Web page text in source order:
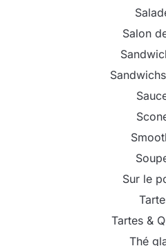
Salon
Sur le
Tartes &
Thé